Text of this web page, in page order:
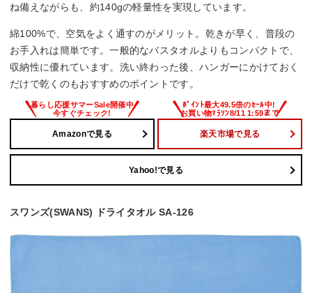
ね備えながらも、約140gの軽量性を実現しています。
綿100%で、空気をよく通すのがメリット。乾きが早く、普段の
お手入れは簡単です。一般的なバスタオルよりもコンパクトで、
収納性に優れています。洗い終わった後、ハンガーにかけておく
だけで乾くのもおすすめのポイントです。
Amazonで見る 楽天市場で見る
Yahoo!で見る
スワンズ(SWANS) ドライタオル SA-126